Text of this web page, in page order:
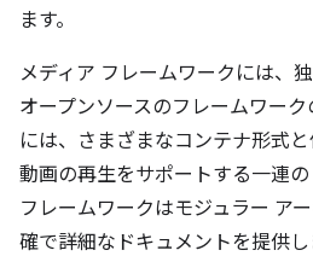
ます。
メディア フレームワークには、
オープンソースのフレームワー
には、さまざまなコンテナ形式
動画の再生をサポートする一連
フレームワークはモジュラー ア
確で詳細なドキュメントを提供